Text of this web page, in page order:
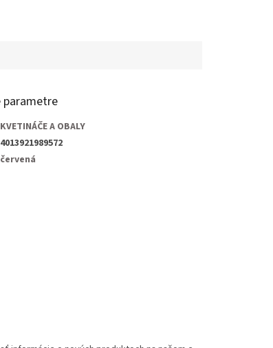
parametre
KVETINÁČE A OBALY
4013921989572
červená